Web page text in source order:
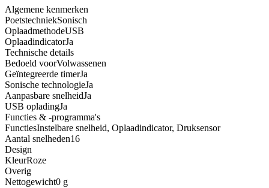
Algemene kenmerken
PoetstechniekSonisch
OplaadmethodeUSB
OplaadindicatorJa
Technische details
Bedoeld voorVolwassenen
Geïntegreerde timerJa
Sonische technologieJa
Aanpasbare snelheidJa
USB opladingJa
Functies & -programma's
FunctiesInstelbare snelheid, Oplaadindicator, Druksensor
Aantal snelheden16
Design
KleurRoze
Overig
Nettogewicht0 g